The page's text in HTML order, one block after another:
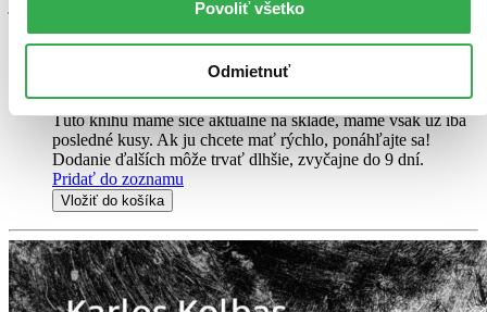
Povoliť všetko
Odmietnuť
jednej budove s miestnym kulturákom, a tak všetci - dedinčania,
Na sklade 2 ks
Túto knihu máme síce aktuálne na sklade, máme však už iba
posledné kusy. Ak ju chcete mať rýchlo, ponáhľajte sa!
Dodanie ďalších môže trvať dlhšie, zvyčajne do 9 dní.
Pridať do zoznamu
Vložiť do košíka